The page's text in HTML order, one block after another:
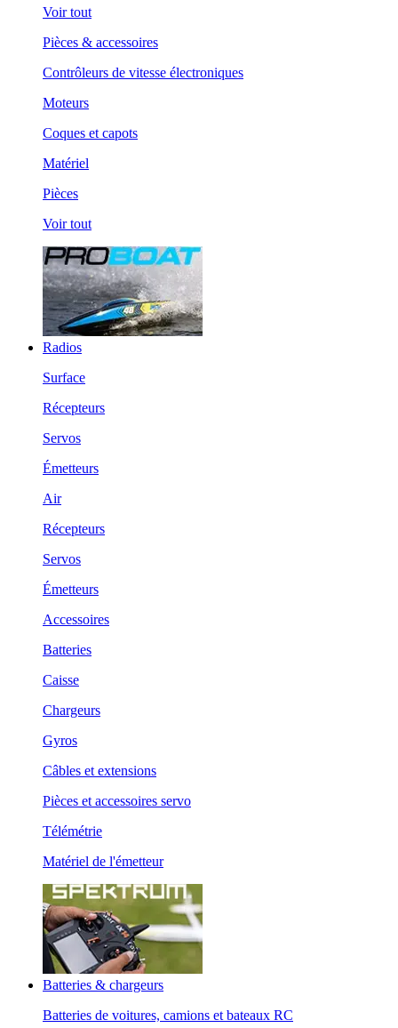
Voir tout
Pièces & accessoires
Contrôleurs de vitesse électroniques
Moteurs
Coques et capots
Matériel
Pièces
Voir tout
Radios
Surface
Récepteurs
Servos
Émetteurs
Air
Récepteurs
Servos
Émetteurs
Accessoires
Batteries
Caisse
Chargeurs
Gyros
Câbles et extensions
Pièces et accessoires servo
Télémétrie
Matériel de l'émetteur
Batteries & chargeurs
Batteries de voitures, camions et bateaux RC